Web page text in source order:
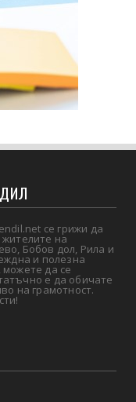
се грижи да
на
Бобов дол, Рила и
и полезна
да се
е да обичате
на грамотност.